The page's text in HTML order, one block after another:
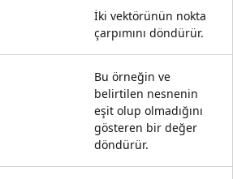
İki vektörünün nokta
çarpımını döndürür.
Bu örneğin ve
belirtilen nesnenin
eşit olup olmadığını
gösteren bir değer
döndürür.